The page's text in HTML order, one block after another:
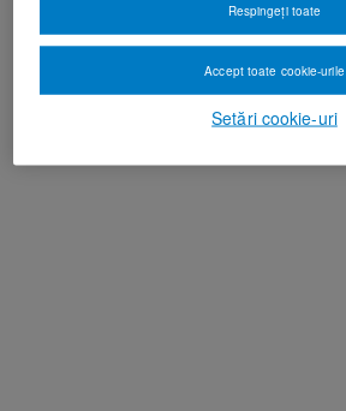
Setări cookie-uri
Respingeți toate
Accept toate cookie-urile